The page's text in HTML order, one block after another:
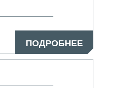
ПОДРОБНЕЕ